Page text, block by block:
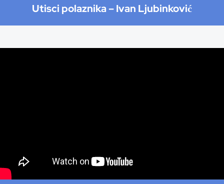
Utisci polaznika –Ivan Ljubinković